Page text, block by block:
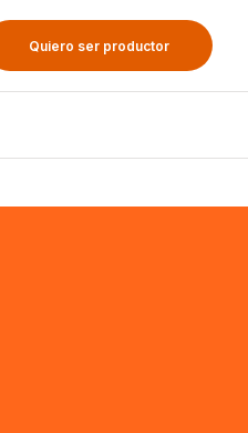
Quiero ser productor